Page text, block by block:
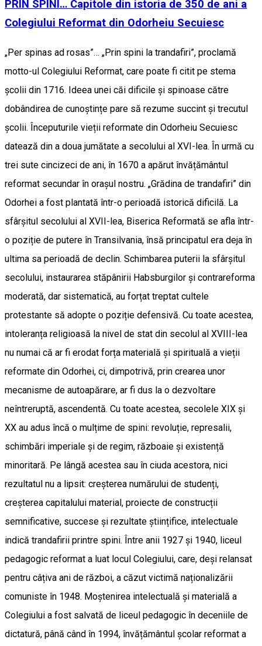
PRIN SPINI… Capitole din istoria de 350 de ani a
Colegiului Reformat din Odorheiu Secuiesc
„Per spinas ad rosas”… „Prin spini la trandafiri”, proclamă
motto-ul Colegiului Reformat, care poate fi citit pe stema
școlii din 1716. Ideea unei căi dificile și spinoase către
dobândirea de cunoștințe pare să rezume succint și trecutul
școlii. Începuturile vieții reformate din Odorheiu Secuiesc
datează din a doua jumătate a secolului al XVI-lea. În urmă cu
trei sute cincizeci de ani, în 1670 a apărut învățământul
reformat secundar în orașul nostru. „Grădina de trandafiri” din
Odorhei a fost plantată într-o perioadă istorică dificilă. La
sfârșitul secolului al XVII-lea, Biserica Reformată se afla într-
o poziție de putere în Transilvania, însă principatul era deja în
ultima sa perioadă de declin. Schimbarea puterii la sfârșitul
secolului, instaurarea stăpânirii Habsburgilor și contrareforma
moderată, dar sistematică, au forțat treptat cultele
protestante să adopte o poziție defensivă. Cu toate acestea,
intoleranța religioasă la nivel de stat din secolul al XVIII-lea
nu numai că ar fi erodat forța materială și spirituală a vieții
reformate din Odorhei, ci, dimpotrivă, prin crearea unor
mecanisme de autoapărare, ar fi dus la o dezvoltare
neîntreruptă, ascendentă. Cu toate acestea, secolele XIX și
XX au adus încă o mulțime de spini: revoluție, represalii,
schimbări imperiale și de regim, războaie și existență
minoritară. Pe lângă acestea sau în ciuda acestora, nici
rezultatul nu a lipsit: creșterea numărului de studenți,
creșterea capitalului material, proiecte de construcții
semnificative, succese și rezultate științifice, intelectuale
indică trandafirii printre spini. Între anii 1927 și 1940, liceul
pedagogic reformat a luat locul Colegiului, care, deși relansat
pentru câțiva ani de război, a căzut victimă naționalizării
comuniste în 1948. Moștenirea intelectuală și materială a
Colegiului a fost salvată de liceul pedagogic în deceniile de
dictatură, până când în 1994, învățământul școlar reformat a